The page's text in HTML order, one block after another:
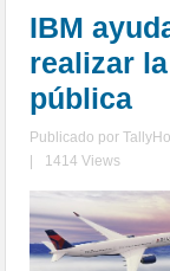
IBM
realizar
pública
Publicado porTallyHo
1414 Views